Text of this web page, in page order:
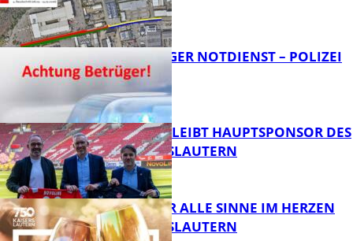
FB News
FB News
FRAGWÜRDIGER NOTDIENST – POLIZEI
WARNT
NOVOLINE BLEIBT HAUPTSPONSOR DES
1. FC KAISERSLAUTERN
GENÜSSE FÜR ALLE SINNE IM HERZEN
VON KAISERSLAUTERN